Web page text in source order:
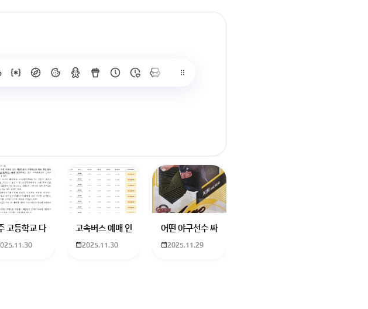
준으로
는데 일반형은 케이스가 많이 없고 프로형은 많아서
고싶어요 임영웅 11월 브랜드평판에서 스타부문에서의 임영웅 순위 알고싶어요
고등학교 다자녀 제가 2027학년도 고등학교 입학생인데요 지망하는 학교가 전주 한일고인데 1. 다자녀
고속버스 예매 인천공항에서 대전으로 가는 버스를 이용하려하는데 버스 노선이 인천
2025.11.30
어떤 야구선수 싸인일까요? 제가 옛날에 롯데 자이언츠 선수
2025.11.29